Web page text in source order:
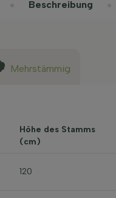
Beschreibung
Mehrstämmig
Höhe des Stamms
(cm)
120